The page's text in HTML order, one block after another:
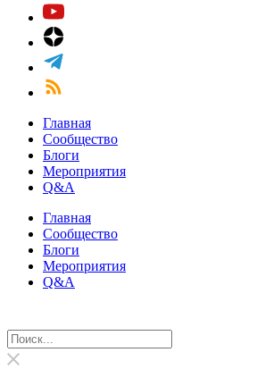
Главная
Сообщество
Блоги
Мероприятия
Q&A
Главная
Сообщество
Блоги
Мероприятия
Q&A